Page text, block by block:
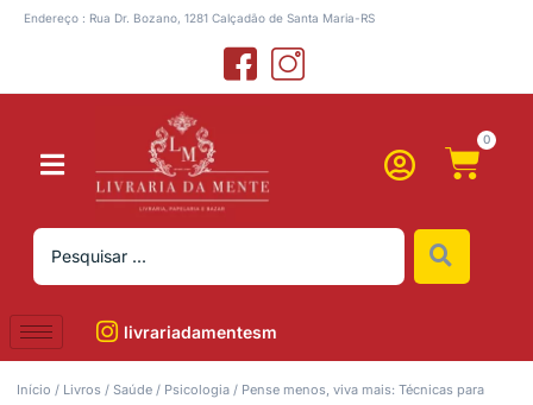
Endereço : Rua Dr. Bozano, 1281 Calçadão de Santa Maria-RS
0
livrariadamentesm
Início / Livros / Saúde / Psicologia / Pense menos, viva mais: Técnicas para